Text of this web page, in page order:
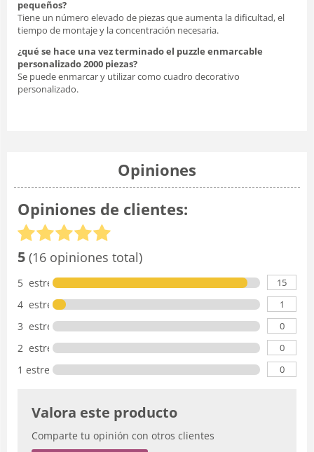
pequeños?
Tiene un número elevado de piezas que aumenta la dificultad, el
tiempo de montaje y la concentración necesaria.
¿qué se hace una vez terminado el puzzle enmarcable
personalizado 2000 piezas?
Se puede enmarcar y utilizar como cuadro decorativo
personalizado.
Opiniones
Opiniones de clientes:
5 (16 opiniones total)
5 estrellas 15
4 estrellas 1
3 estrellas 0
2 estrellas 0
1 estrella 0
Valora este producto
Comparte tu opinión con otros clientes